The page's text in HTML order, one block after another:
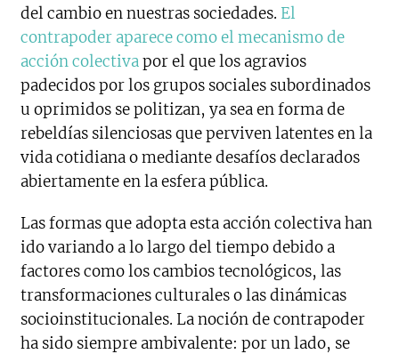
del cambio en nuestras sociedades. El
contrapoder aparece como el mecanismo de
acción colectivapor el que los agravios
padecidos por los grupos sociales subordinados
u oprimidos se politizan, ya sea en forma de
rebeldías silenciosas que perviven latentes en la
vida cotidiana o mediante desafíos declarados
abiertamente en la esfera pública.
Las formas que adopta esta acción colectiva han
ido variando a lo largo del tiempo debido a
factores como los cambios tecnológicos, las
transformaciones culturales o las dinámicas
socioinstitucionales. La noción de contrapoder
ha sido siempre ambivalente: por un lado, se